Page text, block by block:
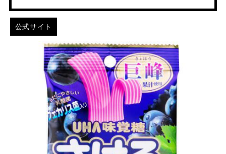
公式サイト